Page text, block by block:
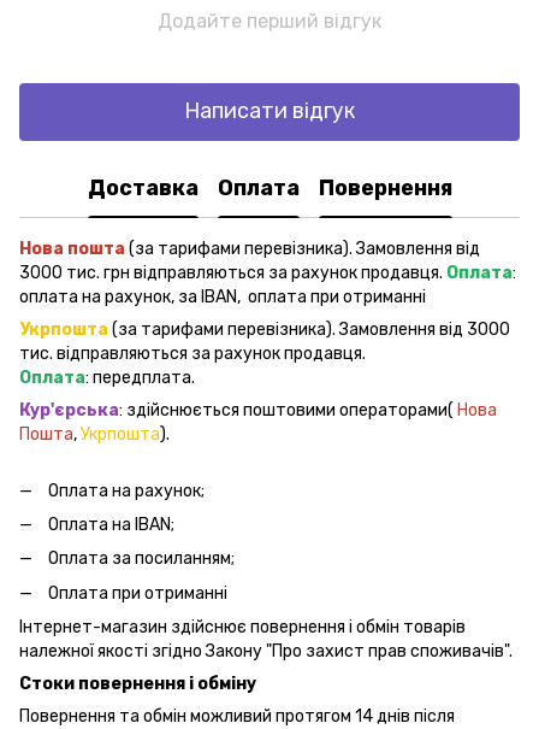
Додайте перший відгук
Написати відгук
Доставка Оплата Повернення
Нова пошта (за тарифами перевізника). Замовлення від
3000 тис. грн відправляються за рахунок продавця. Оплата:
оплата на рахунок, за IBAN, оплата при отриманні
Укрпошта (за тарифами перевізника). Замовлення від 3000
тис. відправляються за рахунок продавця.
Оплата: передплата.
Кур'єрська: здійснюється поштовими операторами( Нова
Пошта,Укрпошта).
Оплата на рахунок;
Оплата на IBAN;
Оплата за посиланням;
Оплата при отриманні
Інтернет-магазин здійснює повернення і обмін товарів
належної якості згідно Закону "Про захист прав споживачів".
Стоки повернення і обміну
Повернення та обмін можливий протягом 14 днів після